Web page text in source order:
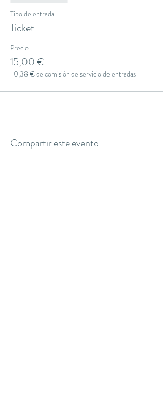
Tipo de entrada
Ticket
Precio
15,00 €
+0,38 € de comisión de servicio de entradas
Compartir este evento